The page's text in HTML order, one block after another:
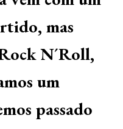
mas
N´Roll,
um
passado